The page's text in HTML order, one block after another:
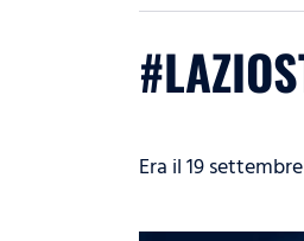
Era il 19